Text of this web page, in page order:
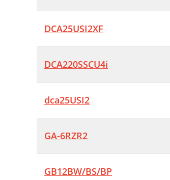
DCA25USI2XF
DCA220SSCU4i
dca25USI2
GA-6RZR2
GB12BW/BS/BP